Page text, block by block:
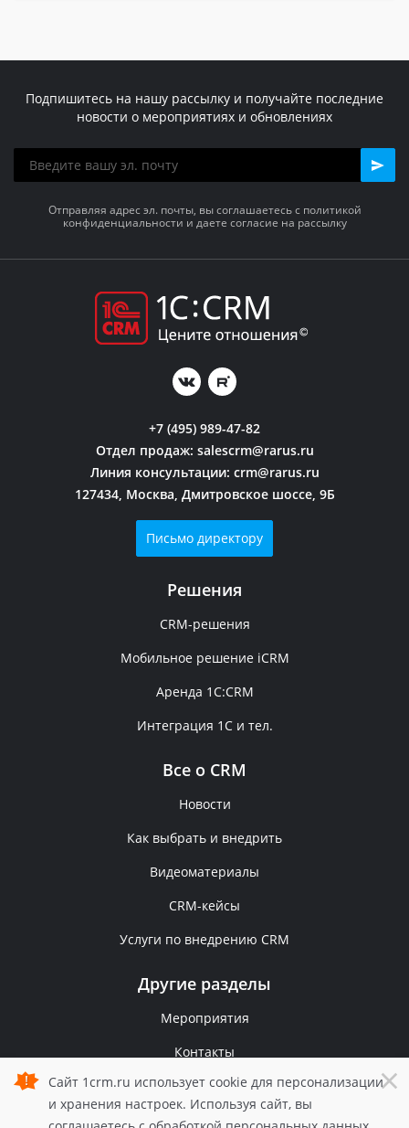
Сайт 1crm.ru использует cookie для персонализации
и хранения настроек. Используя сайт, вы
×
Подпишитесь на нашу рассылку и получайте последние
новости о мероприятиях и обновлениях
Отправляя адрес эл. почты, вы соглашаетесь с политикой
конфиденциальности и даете согласие на рассылку
+7 (495) 989-47-82
Отдел продаж: salescrm@rarus.ru
Линия консультации: crm@rarus.ru
127434, Москва, Дмитровское шоссе, 9Б
Письмо директору
Решения
CRM-решения
Мобильное решение iCRM
Аренда 1C:CRM
Интеграция 1С и тел.
Все о CRM
Новости
Как выбрать и внедрить
Видеоматериалы
CRM-кейсы
Услуги по внедрению CRM
Другие разделы
Мероприятия
Контакты
Политика конфиденциальности
© 2006 — 2026 1С-Рарус.